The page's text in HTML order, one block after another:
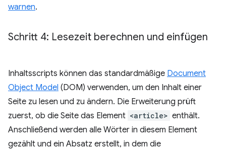
warnen.
Schritt 4: Lesezeit berechnen und einfügen
Inhaltsscripts können das standardmäßige Document
Object Model (DOM) verwenden, um den Inhalt einer
Seite zu lesen und zu ändern. Die Erweiterung prüft
zuerst, ob die Seite das Element <article> enthält.
Anschließend werden alle Wörter in diesem Element
gezählt und ein Absatz erstellt, in dem die